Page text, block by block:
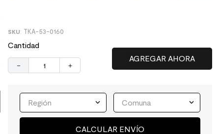
10. columna ducha
: TKA-53-0160
Cantidad
＋
－
Región Comuna
CALCULAR ENVÍO